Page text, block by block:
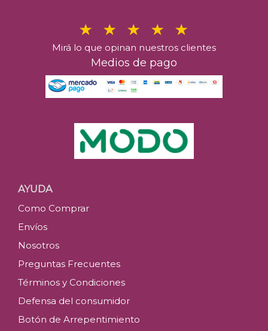
Mirá lo que opinan nuestros clientes
Medios de pago
AYUDA
Como Comprar
Envíos
Nosotros
Preguntas Frecuentes
Términos y Condiciones
Defensa del consumidor
Botón de Arrepentimiento